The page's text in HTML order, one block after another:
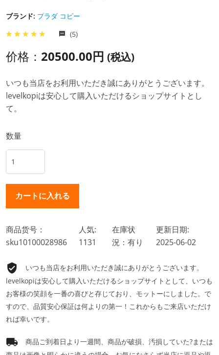
ブランド: プラダ コピー
(5)
价格： 20500.00円 (税込)
いつも当店をお利用いただき誠にありがとうございます。
levelkopiは安心して購入いただけるショップサイトとし
て。
数量
商品货号：
sku10100028986
人気:
1131
在庫状
況：有り
更新日期:
2025-06-02
いつも当店をお利用いただき誠にありがとうございます。
levelkopiは安心して購入いただけるショップサイトとして、いつも
お客様の笑顔を一番の喜びと存じており、モットーにしました。で
すので、品質安心保証は何よりの第一！これからもご来店いただけ
れば幸いです。
商品ご到着日より一週間、商品が破損、汚損していた?または